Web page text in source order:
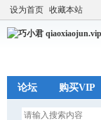
设为首页 收藏本站
论坛 购买VIP